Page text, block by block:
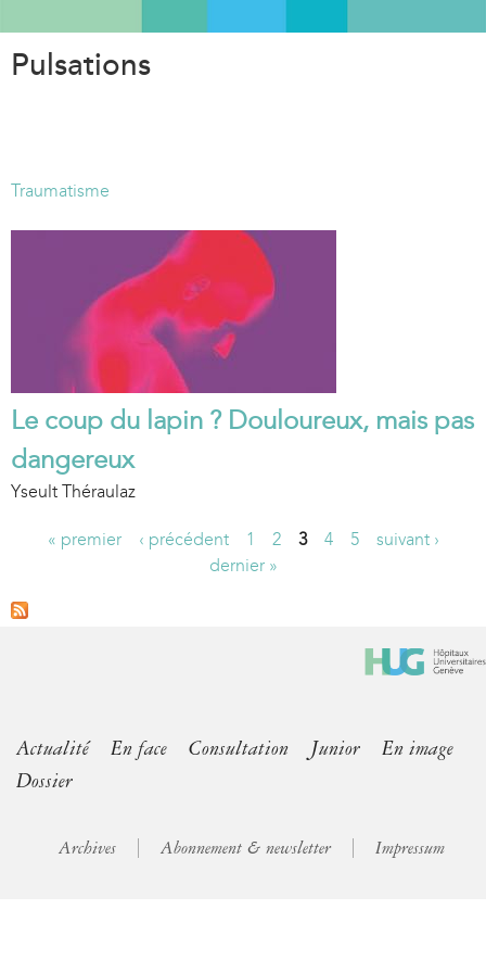
Pulsations
Traumatisme
Le coup du lapin ? Douloureux, mais pas
dangereux
Yseult Théraulaz
a
« premier ‹ précédent 1 2 3 4 5
suivant ›
dernier »
Actualité En face Consultation Junior
En image
Dossier
Archives Abonnement & newsletter Impressum